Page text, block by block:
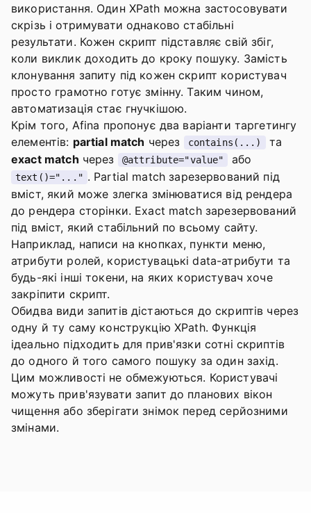
використання. Один XPath можна застосовувати
скрізь і отримувати однаково стабільні
результати. Кожен скрипт підставляє свій збіг,
коли виклик доходить до кроку пошуку. Замість
клонування запиту під кожен скрипт користувач
просто грамотно готує змінну. Таким чином,
автоматизація стає гнучкішою.
Крім того, Afina пропонує два варіанти таргетингу
елементів: partial match через contains(...)
та
exact match через @attribute="value" або
text()="..." . Partial match зарезервований під
вміст, який може злегка змінюватися від рендера
до рендера сторінки. Exact match зарезервований
під вміст, який стабільний по всьому сайту.
Наприклад, написи на кнопках, пункти меню,
атрибути ролей, користувацькі data-атрибути та
будь-які інші токени, на яких користувач хоче
закріпити скрипт.
Обидва види запитів дістаються до скриптів через
одну й ту саму конструкцію XPath. Функція
ідеально підходить для прив'язки сотні скриптів
до одного й того самого пошуку за один захід.
Цим можливості не обмежуються. Користувачі
можуть прив'язувати запит до планових вікон
чищення або зберігати знімок перед серйозними
змінами.